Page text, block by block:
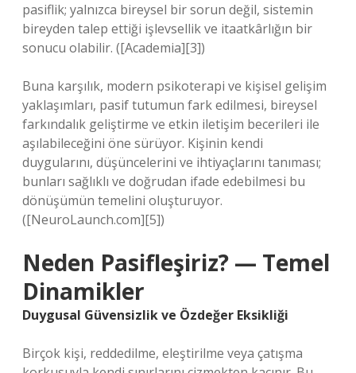
pasiflik; yalnızca bireysel bir sorun değil, sistemin
bireyden talep ettiği işlevsellik ve itaatkârlığın bir
sonucu olabilir. ([Academia][3])
Buna karşılık, modern psikoterapi ve kişisel gelişim
yaklaşımları, pasif tutumun fark edilmesi, bireysel
farkındalık geliştirme ve etkin iletişim becerileri ile
aşılabileceğini öne sürüyor. Kişinin kendi
duygularını, düşüncelerini ve ihtiyaçlarını tanıması;
bunları sağlıklı ve doğrudan ifade edebilmesi bu
dönüşümün temelini oluşturuyor.
([NeuroLaunch.com][5])
Neden Pasifleşiriz? — Temel
Dinamikler
Duygusal Güvensizlik ve Özdeğer Eksikliği
Birçok kişi, reddedilme, eleştirilme veya çatışma